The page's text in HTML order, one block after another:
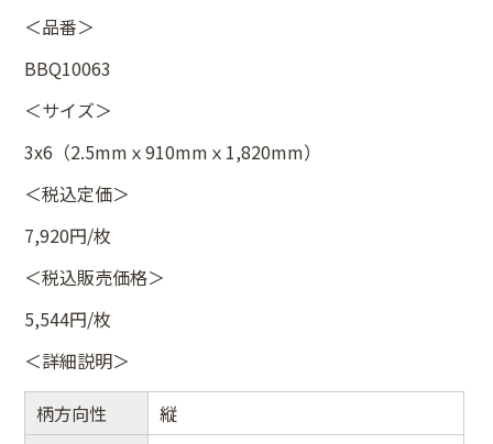
＜品番＞
BBQ10063
＜サイズ＞
3x6（2.5mmｘ910mmｘ1,820mm）
＜税込定価＞
7,920円/枚
＜税込販売価格＞
5,544円/枚
＜詳細説明＞
柄方向性
縦